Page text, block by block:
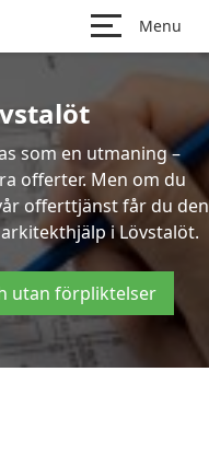
Menu
som en utmaning –
offerter. Men om du
offerttjänst får du den
i Lövstalöt.
utan förpliktelser